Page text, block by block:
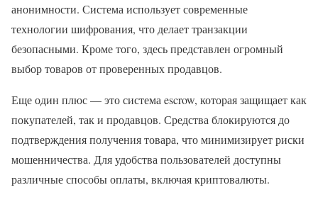
анонимности. Система использует современные
технологии шифрования, что делает транзакции
безопасными. Кроме того, здесь представлен огромный
выбор товаров от проверенных продавцов.
Еще один плюс — это система escrow, которая защищает как
покупателей, так и продавцов. Средства блокируются до
подтверждения получения товара, что минимизирует риски
мошенничества. Для удобства пользователей доступны
различные способы оплаты, включая криптовалюты.